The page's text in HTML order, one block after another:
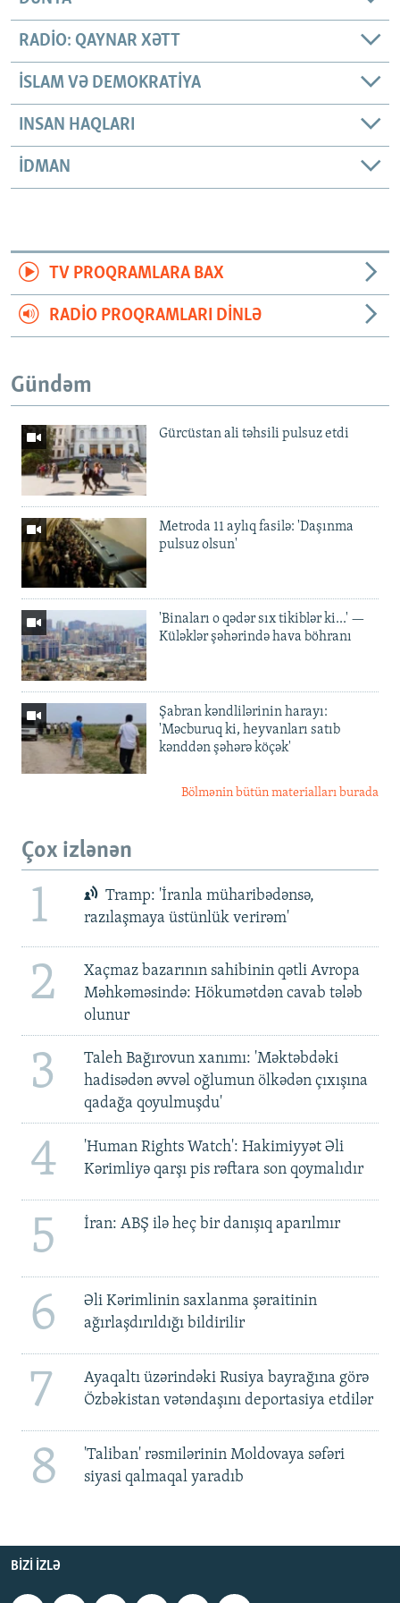
RADIO: QAYNAR XƏTT
İSLAM VƏ DEMOKRATIYA
INSAN HAQLARI
İDMAN
TV PROQRAMLARA BAX
RADIO PROQRAMLARI DINLƏ
Gündəm
Gürcüstan ali təhsili pulsuz etdi
Metroda 11 aylıq fasilə: 'Daşınma
pulsuz olsun'
'Binaları o qədər sıx tikiblər ki...' —
Küləklər şəhərində hava böhranı
Şabran kəndlilərinin harayı:
'Məcburuq ki, heyvanları satıb
kənddən şəhərə köçək'
Bölmənin bütün materialları burada
Çox izlənən
1
Tramp: 'İranla müharibədənsə,
razılaşmaya üstünlük verirəm'
2
Xaçmaz bazarının sahibinin qətli Avropa
Məhkəməsində: Hökumətdən cavab tələb
olunur
3
Taleh Bağırovun xanımı: 'Məktəbdəki
hadisədən əvvəl oğlumun ölkədən çıxışına
qadağa qoyulmuşdu'
4
'Human Rights Watch': Hakimiyyət Əli
Kərimliyə qarşı pis rəftara son qoymalıdır
5 İran: ABŞ ilə heç bir danışıq aparılmır
6
Əli Kərimlinin saxlanma şəraitinin
ağırlaşdırıldığı bildirilir
7
Ayaqaltı üzərindəki Rusiya bayrağına görə
Özbəkistan vətəndaşını deportasiya etdilər
8
'Taliban' rəsmilərinin Moldovaya səfəri
siyasi qalmaqal yaradıb
BIZI IZLƏ